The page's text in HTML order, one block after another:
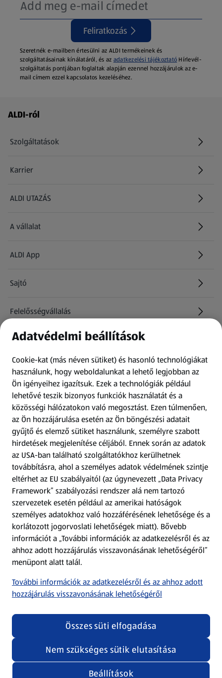
Feliratkozás
Szeretnék e-mailben értesülni az ALDI termékeinek és
szolgáltatásainak kínálatáról, és az adatkezelési tájékoztató Hírlevél-
szolgáltatás pontjában foglaltak alapján ezennel hozzájárulok az e-
mail címem ezzel kapcsolatos kezeléséhez.
Láblécmenü - további linkek
ALDI-ról
Szolgáltatások
Karrier
(új oldalon nyílik meg)
ALDI UTAZÁS
(új oldalon nyílik meg)
A vállalat
ALDI App
Sajtó
Felelősségvállalás
Információk
Kérdőív
Fizetési lehetőségek
ALDI utalványok
Árcsökkentés
Adattörlő alkalmazás
Szervizpont
(új oldalon nyílik meg)
Fedezz fel minket az interneten!
Töltsd le az ALDI Magyarország applikációt!
Adatvédelem és szabályzat
Cookie beállítások módosítása
Felhasználási feltételek
Adatvédelem / Impresszum
Security policy
(új oldalon nyílik meg)
Adatvédelmi beállítások
Cookie-kat (más néven sütiket) és hasonló technológiákat
használunk, hogy weboldalunkat a lehető legjobban az
Ön igényeihez igazítsuk. Ezek a technológiák például
lehetővé teszik bizonyos funkciók használatát és a
közösségi hálózatokon való megosztást. Ezen túlmenően,
az Ön hozzájárulása esetén az Ön böngészési adatait
gyűjtő és elemző sütiket használunk, személyre szabott
hirdetések megjelenítése céljából. Ennek során az adatok
az USA-ban található szolgáltatókhoz kerülhetnek
továbbításra, ahol a személyes adatok védelmének szintje
eltérhet az EU szabályaitól (az úgynevezett „Data Privacy
Framework” szabályozási rendszer alá nem tartozó
szervezetek esetén például az amerikai hatóságok
személyes adatokhoz való hozzáférésének lehetősége és a
korlátozott jogorvoslati lehetőségek miatt). Bővebb
információt a „További információk az adatkezelésről és az
ahhoz adott hozzájárulás visszavonásának lehetőségéről”
menüpont alatt talál.
További információk az adatkezelésről és az ahhoz adott
hozzájárulás visszavonásának lehetőségéről
Beállítások
Nem szükséges sütik elutasítása
Összes süti elfogadása